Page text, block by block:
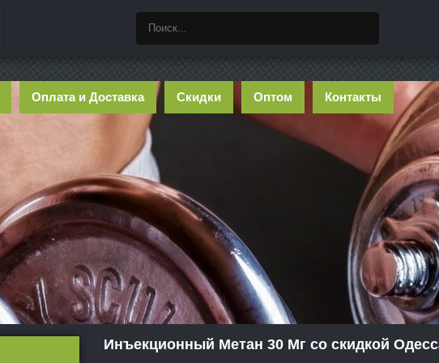
Оплата и Доставка Скидки Оптом Контакты
Инъекционный Метан 30 Мг со скидкой